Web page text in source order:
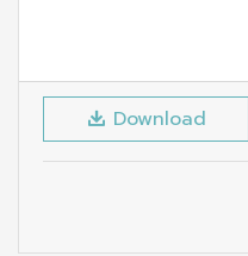
Download